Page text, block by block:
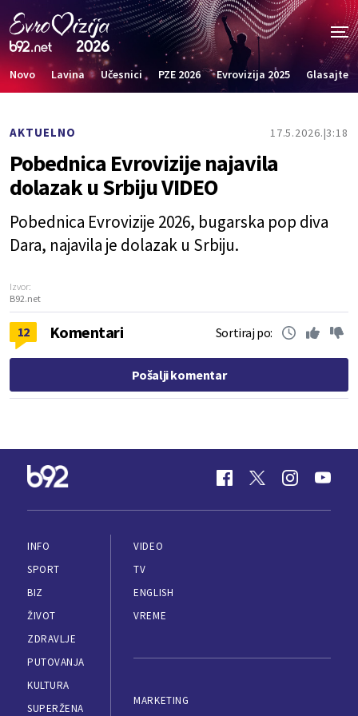
Novo Lavina Učesnici PZE 2026 Evrovizija 2025 Glasajte
AKTUELNO 17.5.2026. 3:18
Pobednica Evrovizije najavila
dolazak u Srbiju VIDEO
Pobednica Evrovizije 2026, bugarska pop diva
Dara, najavila je dolazak u Srbiju.
Izvor:
B92.net
12 Komentari Sortiraj po:
Pošalji komentar
INFO
SPORT
BIZ
ŽIVOT
ZDRAVLJE
PUTOVANJA
KULTURA
SUPERŽENA
VIDEO
TV
ENGLISH
VREME
MARKETING